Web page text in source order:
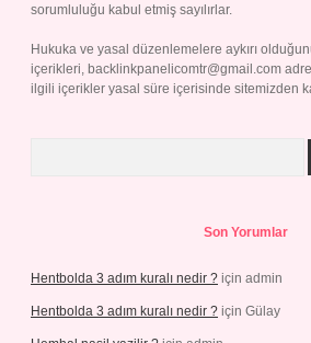
sorumluluğu kabul etmiş sayılırlar.
Hukuka ve yasal düzenlemelere aykırı
içerikleri, backlinkpanelicomtr@gmail.com
ilgili içerikler yasal süre içerisinde sitemizden
Son Yorumlar
Hentbolda 3 adım kuralı nedir ? için admin
Hentbolda 3 adım kuralı nedir ? için Gülay